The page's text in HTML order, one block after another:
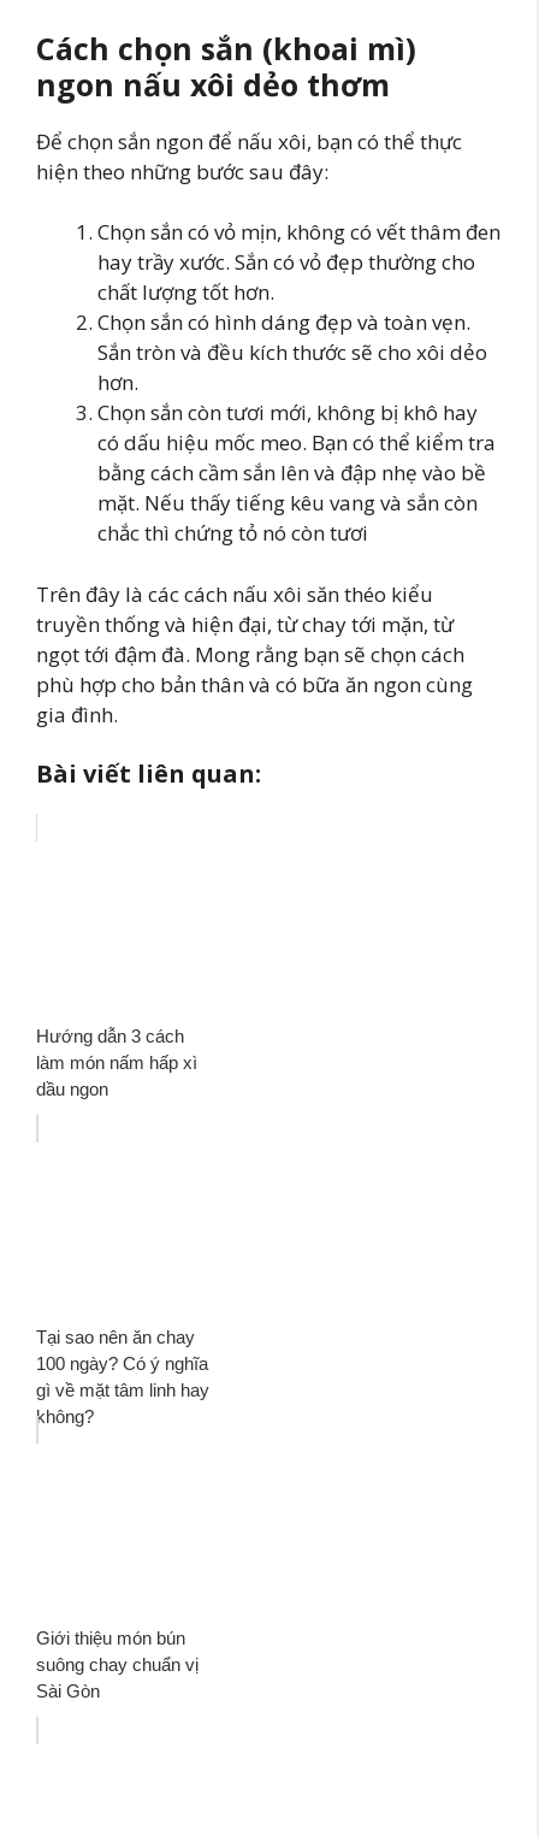
Cách chọn sắn (khoai mì)
ngon nấu xôi dẻo thơm
Để chọn sắn ngon để nấu xôi, bạn có thể thực
hiện theo những bước sau đây:
Chọn sắn có vỏ mịn, không có vết thâm đen
hay trầy xước. Sắn có vỏ đẹp thường cho
chất lượng tốt hơn.
Chọn sắn có hình dáng đẹp và toàn vẹn.
Sắn tròn và đều kích thước sẽ cho xôi dẻo
hơn.
Chọn sắn còn tươi mới, không bị khô hay
có dấu hiệu mốc meo. Bạn có thể kiểm tra
bằng cách cầm sắn lên và đập nhẹ vào bề
mặt. Nếu thấy tiếng kêu vang và sắn còn
chắc thì chứng tỏ nó còn tươi
Trên đây là các cách nấu xôi săn théo kiểu
truyền thống và hiện đại, từ chay tới mặn, từ
ngọt tới đậm đà. Mong rằng bạn sẽ chọn cách
phù hợp cho bản thân và có bữa ăn ngon cùng
gia đình.
Bài viết liên quan:
Hướng dẫn 3 cách
làm món nấm hấp xì
dầu ngon
Tại sao nên ăn chay
100 ngày? Có ý nghĩa
gì về mặt tâm linh hay
không?
Giới thiệu món bún
suông chay chuẩn vị
Sài Gòn